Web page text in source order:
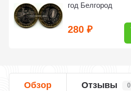
год Белгород
280₽
Обзор Отзывы 0